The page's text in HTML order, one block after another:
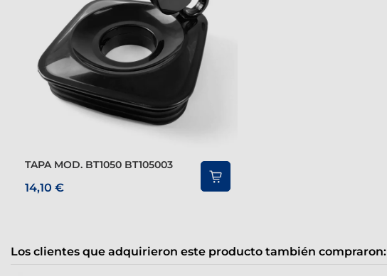
TAPA MOD. BT1050 BT105003
14,10 €
Los clientes que adquirieron este producto también compraron: